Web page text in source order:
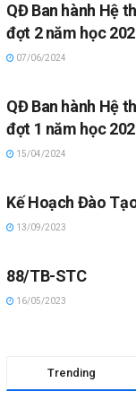
QĐ Ban hành Hệ
đợt 2 năm học
07/06/2024
QĐ Ban hành Hệ
đợt 1 năm học
15/04/2024
Kế Hoạch Đào
13/09/2023
88/TB-STC
16/05/2023
Trending